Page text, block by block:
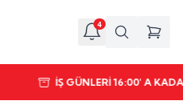
4
İŞ GÜNLERİ 16:00' A